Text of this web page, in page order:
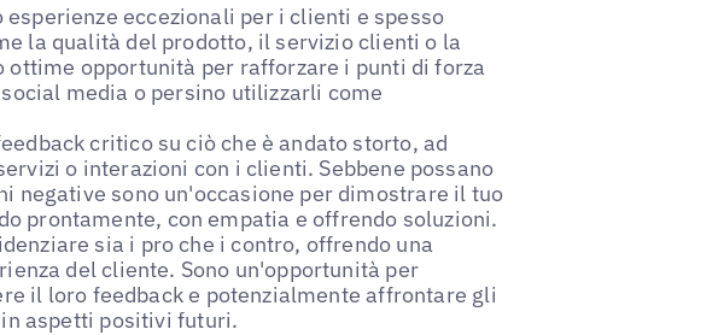
esperienze eccezionali per i clienti e spesso
la qualità del prodotto, il servizio clienti o la
ottime opportunità per rafforzare i punti di forza
media o persino utilizzarli come
critico su ciò che è andato storto, ad
o interazioni con i clienti. Sebbene possano
negative sono un'occasione per dimostrare il tuo
prontamente, con empatia e offrendo soluzioni.
sia i pro che i contro, offrendo una
del cliente. Sono un'opportunità per
il loro feedback e potenzialmente affrontare gli
aspetti positivi futuri.